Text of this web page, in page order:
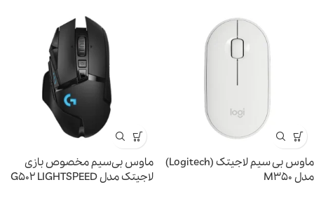
ماوس بی سیم لاجیتک (Logitech)
مدل M350
ماوس بی‌سیم مخصوص بازی
لاجیتک مدل G502 LIGHTSPEED